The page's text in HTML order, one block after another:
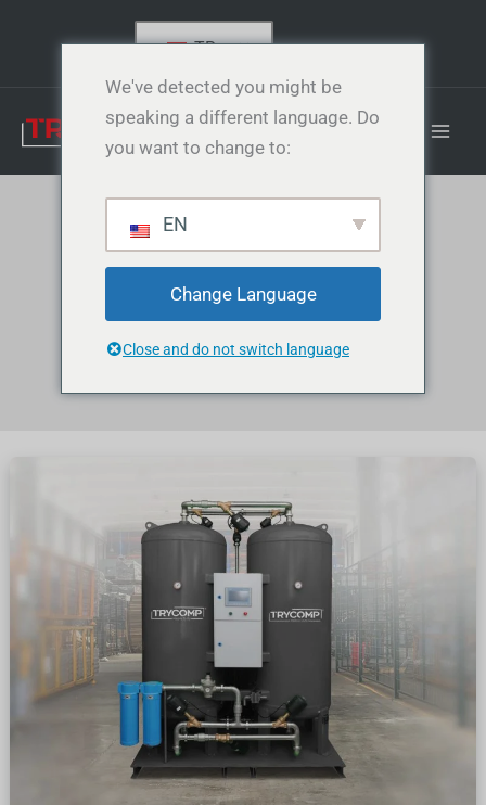
TR
Azot Jeneratörü
Ana sayfa
Kompresörler
Azot Jeneratörü
h
p
We've detected you might be
speaking a different language. Do
you want to change to:
EN
Change Language
Close and do not switch language